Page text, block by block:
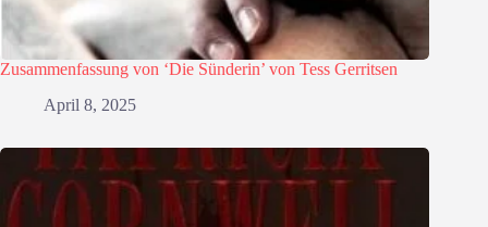
Zusammenfassung von ‘Die Sünderin’ von Tess Gerritsen
April 8, 2025